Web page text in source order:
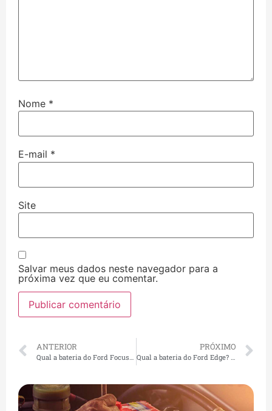
Nome *
E-mail *
Site
Salvar meus dados neste navegador para a
próxima vez que eu comentar.
ANTERIOR
Qual a bateria do Ford Focus? Amperagem, preço e troca rápida em São Paulo
PRÓXIMO
Qual a bateria do Ford Edge? Amperagem, preço e troca rápida em São Paulo